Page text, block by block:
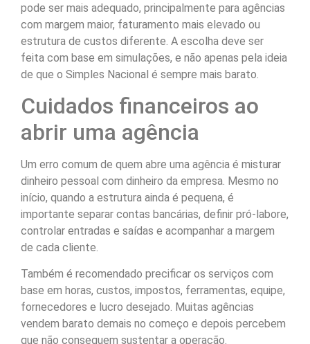
pode ser mais adequado, principalmente para agências
com margem maior, faturamento mais elevado ou
estrutura de custos diferente. A escolha deve ser
feita com base em simulações, e não apenas pela ideia
de que o Simples Nacional é sempre mais barato.
Cuidados financeiros ao
abrir uma agência
Um erro comum de quem abre uma agência é misturar
dinheiro pessoal com dinheiro da empresa. Mesmo no
início, quando a estrutura ainda é pequena, é
importante separar contas bancárias, definir pró-labore,
controlar entradas e saídas e acompanhar a margem
de cada cliente.
Também é recomendado precificar os serviços com
base em horas, custos, impostos, ferramentas, equipe,
fornecedores e lucro desejado. Muitas agências
vendem barato demais no começo e depois percebem
que não conseguem sustentar a operação.